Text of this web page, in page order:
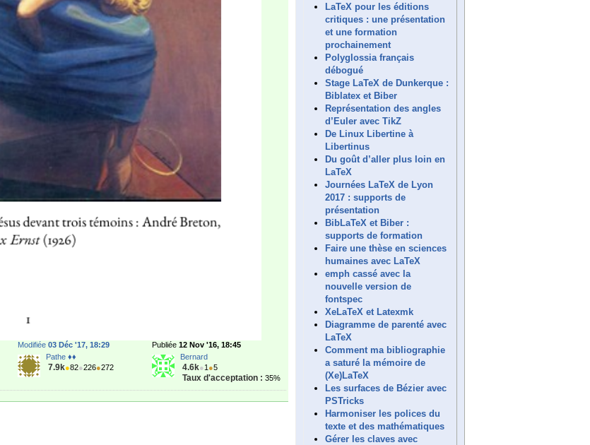
Publiée 12 Nov '16, 18:45
Bernard
4.6k●1 ●5
Taux d'acceptation : 35%
Modifiée 03 Déc '17, 18:29
Pathe ♦♦
7.9k●82●226●272
LaTeX pour les éditions
critiques : une présentation
et une formation
prochainement
Polyglossia français
débogué
Stage LaTeX de Dunkerque :
Biblatex et Biber
Représentation des angles
d’Euler avec TikZ
De Linux Libertine à
Libertinus
Du goût d’aller plus loin en
LaTeX
Journées LaTeX de Lyon
2017 : supports de
présentation
BibLaTeX et Biber :
supports de formation
Faire une thèse en sciences
humaines avec LaTeX
emph cassé avec la
nouvelle version de
fontspec
XeLaTeX et Latexmk
Diagramme de parenté avec
LaTeX
Comment ma bibliographie
a saturé la mémoire de
(Xe)LaTeX
Les surfaces de Bézier avec
PSTricks
Harmoniser les polices du
texte et des mathématiques
Gérer les claves avec